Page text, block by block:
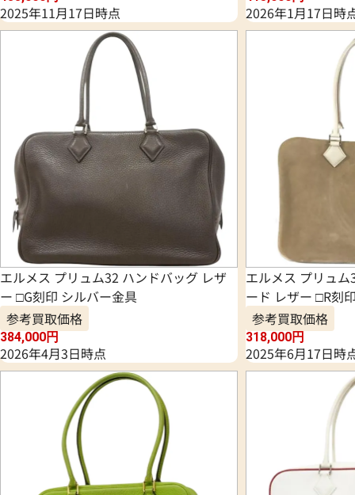
2025年11月17日時点 2026年1月17日時
エルメス プリュム32 ハンドバッグ レザ
ー □G刻印 シルバー金具
参考買取価格
384,000円
2026年4月3日時点
エルメス プリュ
ード レザー □R刻
参考買取価格
318,000円
2025年6月17日時